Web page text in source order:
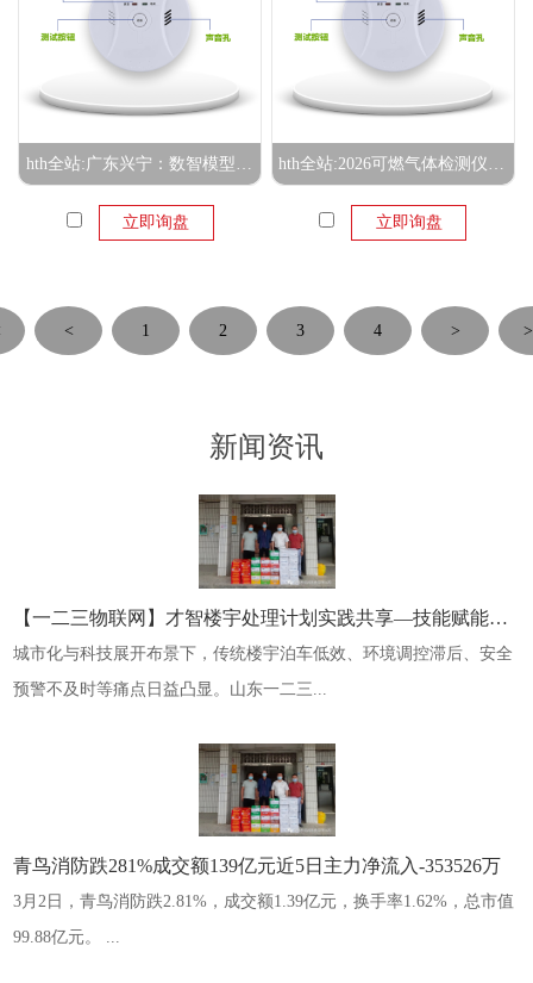
hth全站:广东兴宁：数智模型助力防患于未“燃”
立即询盘
hth全站:2026可燃气体检测仪厂家推荐便携式可燃气体检测仪探测报警器防爆报警器高温厂家优选指南！
立即询盘
< 1 2 3 4 >
新闻资讯
【一二三物联网】才智楼宇处理计划实践共享—技能赋能数字化转型
城市化与科技展开布景下，传统楼宇泊车低效、环境调控滞后、安全
预警不及时等痛点日益凸显。山东一二三...
青鸟消防跌281%成交额139亿元近5日主力净流入-353526万
3月2日，青鸟消防跌2.81%，成交额1.39亿元，换手率1.62%，总市值
99.88亿元。 ...